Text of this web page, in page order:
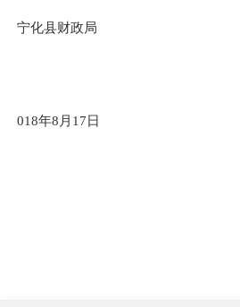
宁化县财政局
018年8 月 17日